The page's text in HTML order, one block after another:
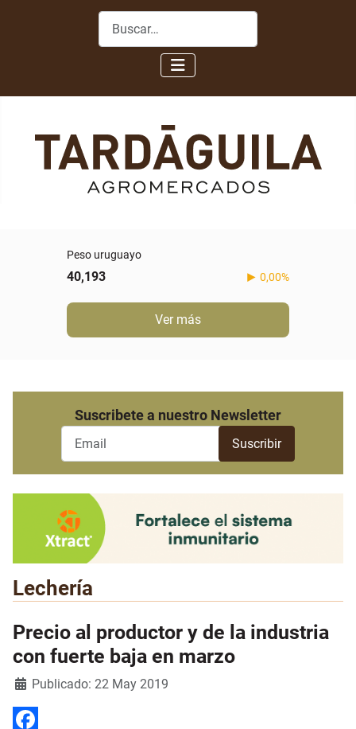
Buscar
Peso uruguayo
40,193 0,00%
Ver más
Suscribete a nuestro Newsletter
Lechería
Precio al productor y de la industria
con fuerte baja en marzo
Detalles
Publicado: 22 May 2019